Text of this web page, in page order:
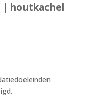
| houtkachel